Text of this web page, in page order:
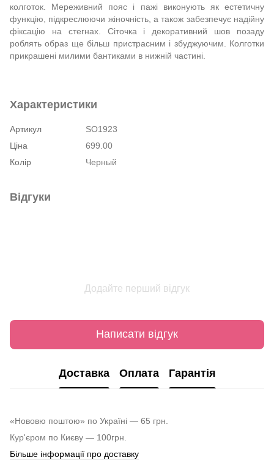
колготок. Мереживний пояс і пажі виконують як естетичну
функцію, підкреслюючи жіночність, а також забезпечує надійну
фіксацію на стегнах. Сіточка і декоративний шов позаду
роблять образ ще більш пристрасним і збуджуючим. Колготки
прикрашені милими бантиками в нижній частині.
Характеристики
Артикул
SO1923
Ціна
699.00
Колір
Черный
Відгуки
Додайте перший відгук
Написати відгук
Доставка Оплата Гарантія
«Нововю поштою» по Україні — 65 грн.
Кур'єром по Києву — 100грн.
Більше інформації про доставку